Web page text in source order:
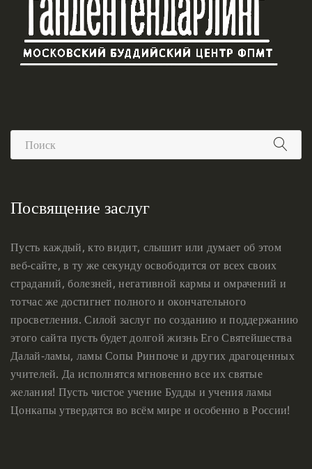
Посвящение заслуг
Пусть каждый, кто видит, слышит или думает об этом
веб-сайте, в ту же секунду освободится от всех своих
страданий, болезней, негативной кармы и омрачений и
тотчас же достигнет полного и окончательного
просветления. Силой заслуг по созданию и поддержанию
этого сайта пусть будет долгой жизнь Его Святейшества
Далай-ламы, ламы Сопы Ринпоче и других драгоценных
учителей. Да исполнятся мгновенно все их святые
желания! Пусть чистое учение Будды и учения ламы
Цонкапы утвердятся во всём мире и особенно в России!